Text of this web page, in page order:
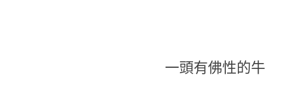
一頭有佛性的牛